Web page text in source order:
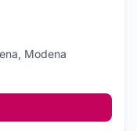
Modena